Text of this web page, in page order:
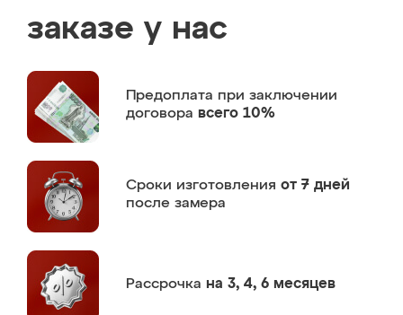
заказе у нас
Предоплата при заключении
договора всего 10%
Сроки изготовления от 7 дней
после замера
Рассрочка на 3, 4, 6 месяцев